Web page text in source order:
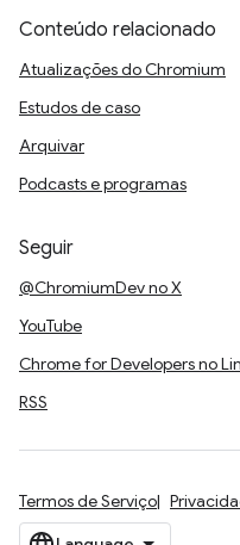
Conteúdo relacionado
Atualizações do Chromium
Estudos de caso
Arquivar
Podcasts e programas
Seguir
@ChromiumDev no X
YouTube
Chrome for Developers no
RSS
Termos de Serviço